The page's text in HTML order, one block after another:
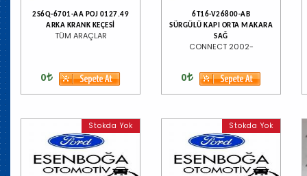
2S6Q-6701-AA POJ 0127.49
ARKA KRANK KEÇESİ
TÜM ARAÇLAR
0
6T16-V26800-AB
SÜRGÜLÜ KAPI ORTA MAKARA
SAĞ
CONNECT 2002-
0
Stokda Yok Stokda Yok